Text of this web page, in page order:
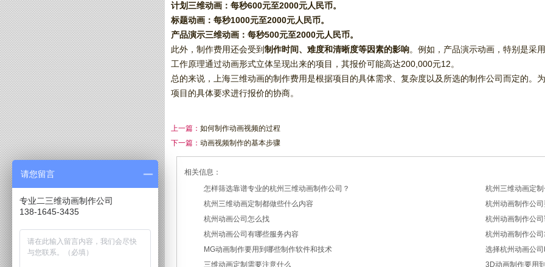
计划三维动画：‌每秒600元至2000元人民币。‌
标题动画：‌每秒1000元至2000元人民币。‌
产品演示三维动画：‌每秒500元至2000元人民币。‌
此外，‌制作费用还会受到制作时间、‌难度和清晰度等因素的影响。‌例如，‌产品演示动画，‌特别是采
工作原理通过动画形式立体呈现出来的项目，‌其报价可能高达200,000元1 2。‌
总的来说，‌上海三维动画的制作费用是根据项目的具体需求、‌复杂度以及所选的制作公司而定的。‌
项目的具体要求进行报价的协商。‌
上一篇： 如何制作动画视频的过程
下一篇： 动画视频制作的基本步骤
相关信息：
怎样筛选靠谱专业的杭州三维动画制作公司？
2026/07/21
杭州三维动画定
2026/03/20
杭州三维动画定制都做些什么内容
2026/03/19
杭州动画制作公
2026/03/13
杭州动画公司怎么找
2026/03/12
杭州动画制作公
2026/03/10
杭州动画公司有哪些服务内容
2026/03/09
杭州动画制作公
2026/03/06
MG动画制作要用到哪些制作软件和技术
选择杭州动画公
三维动画定制需要注意什么 3D动画制作要用
请您留言
专业二三维动画制作公司
138-1645-3435